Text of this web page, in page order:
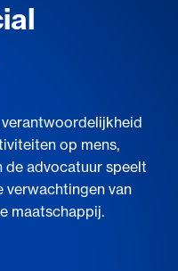
op mens,
de advocatuur speelt
verwachtingen van
maatschappij.